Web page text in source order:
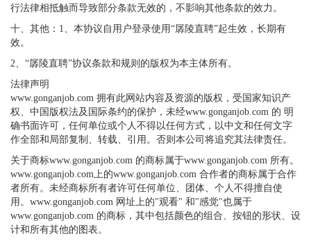
行法律相抵触而导致部分条款无效的，不影响其他条款的效力。
十、其他：1、本协议自用户登录使用“孱陵直聘”起生效，长期有
效。
2、“孱陵直聘”协议条款和规则的版权为本主体所有。
法律声明
www.gonganjob.com 拥有此网站内容及资源的版权，受国家知识产
权、中国版权法及国际条约的保护，未经www.gonganjob.com 的 明
确书面许可，任何单位或个人不得以任何方式，以中文和任何文字
作全部和局部复制、转载、引用。否则本公司将追究其法律责任。
关于商标www.gonganjob.com 的商标属于www.gonganjob.com 所有。
www.gonganjob.com上的www.gonganjob.com 合作者的商标属于合作
者所有。未经商标所有者许可任何单位、团体、个人不得擅自使
用。www.gonganjob.com 网址上的"观看" 和"感觉"也属于
www.gonganjob.com 的商标，其中包括颜色的组合、按钮的形状、设
计和所有其他的图表。